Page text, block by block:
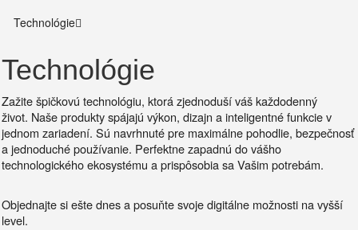
Technológie
Technológie
Zažite špičkovú technológiu, ktorá zjednoduší váš každodenný
život. Naše produkty spájajú výkon, dizajn a inteligentné funkcie v
jednom zariadení. Sú navrhnuté pre maximálne pohodlie, bezpečnosť
a jednoduché používanie. Perfektne zapadnú do vášho
technologického ekosystému a prispôsobia sa Vašim potrebám.
Objednajte si ešte dnes a posuňte svoje digitálne možnosti na vyšší
level.